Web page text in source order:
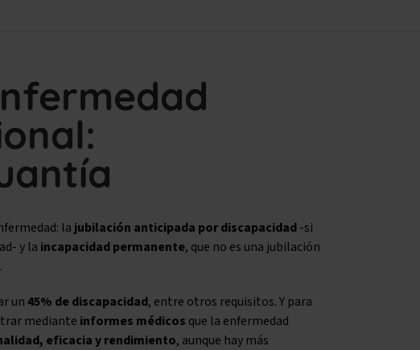
la jubilación anticipada por discapacidad-si
y la incapacidad permanente, que no es una jubilación
un45% de discapacidad, entre otros requisitos. Y para
mediante informes médicos que la enfermedad
eficacia y rendimiento, aunque hay más